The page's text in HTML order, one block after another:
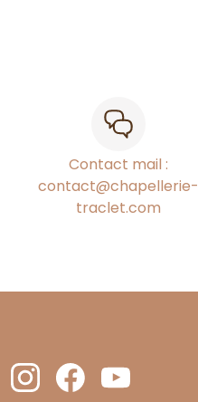
Contact mail :
contact@chapellerie-
traclet.com